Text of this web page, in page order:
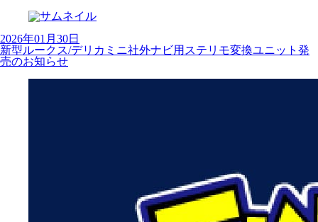
2026年01月30日
新型ルークス/デリカミニ社外ナビ用ステリモ変換ユニット発
売のお知らせ